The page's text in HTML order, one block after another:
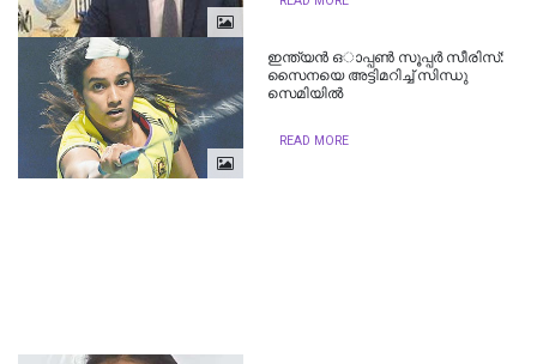
ഇന്ത്യന്‍ ഒാപ്പണ്‍ സൂപ്പര്‍ സീരിസ്:
സൈനയെ അട്ടിമറിച്ച്‌​ സിന്ധു
സെമിയില്‍
READ MORE